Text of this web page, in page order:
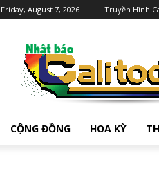
Friday, August 7, 2026 Truyền Hình
CỘNG ĐỒNG HOA KỲ